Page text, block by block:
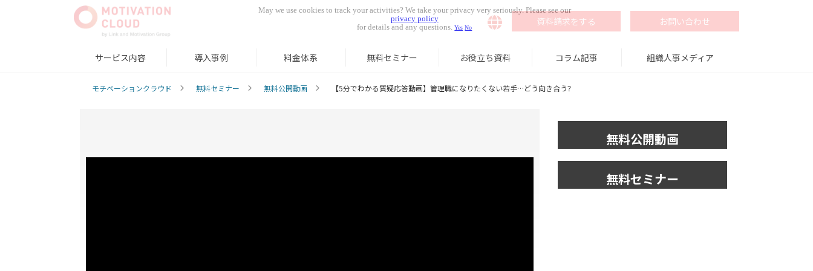
資料請求をする お問い合わせ
サービス内容 導入事例 料金体系 無料セミナー お役立ち資料 コラム記事 組織人事メディア
モチベーションクラウド 無料セミナー 無料公開動画 【5分でわかる質疑応答動画】管理職になりたくない若手…どう向き合う？
無料公開動画
無料セミナー
May we use cookies to track your activities? We take your privacy very seriously. Please see our
privacy policy
for details and any questions.Yes No